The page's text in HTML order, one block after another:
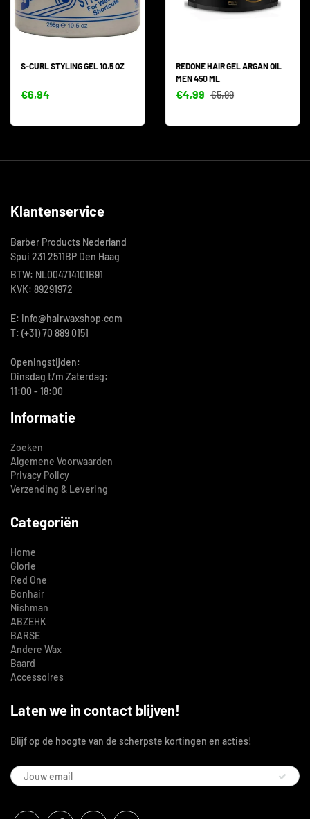
S-CURL STYLING GEL 10.5 OZ
€6,94
REDONE HAIR GEL ARGAN OIL
MEN 450 ML
€4,99 €5,99
Klantenservice
Barber Products Nederland
Spui 231 2511BP Den Haag
BTW: NL004714101B91
KVK: 89291972
E: info@hairwaxshop.com
T: (+31) 70 889 0151
Openingstijden:
Dinsdag t/m Zaterdag:
11:00 - 18:00
Informatie
Zoeken
Algemene Voorwaarden
Privacy Policy
Verzending & Levering
Categoriën
Home
Glorie
Red One
Bonhair
Nishman
ABZEHK
BARSE
Andere Wax
Baard
Accessoires
Laten we in contact blijven!
Blijf op de hoogte van de scherpste kortingen en acties!